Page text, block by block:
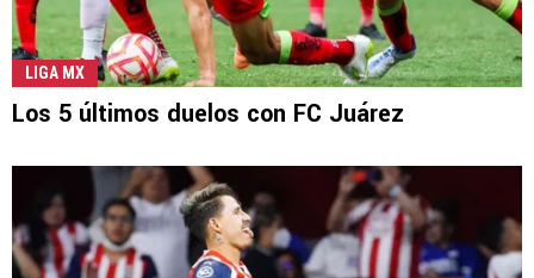
LIGA MX
Los 5 últimos duelos con FC Juárez